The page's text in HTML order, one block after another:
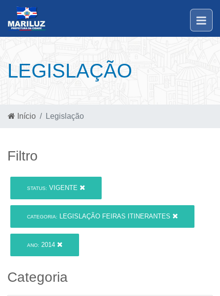
LEGISLAÇÃO
Início Legislação
Filtro
STATUS: VIGENTE
CATEGORIA: LEGISLAÇÃO FEIRAS ITINERANTES
ANO: 2014
Categoria